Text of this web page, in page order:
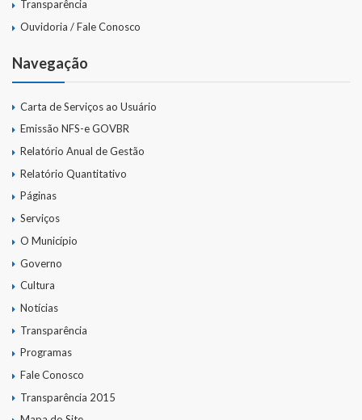
Transparência
Ouvidoria / Fale Conosco
Navegação
Carta de Serviços ao Usuário
Emissão NFS-e GOVBR
Relatório Anual de Gestão
Relatório Quantitativo
Páginas
Serviços
O Município
Governo
Cultura
Notícias
Transparência
Programas
Fale Conosco
Transparência 2015